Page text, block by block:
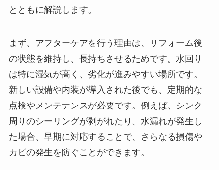
とともに解説します。
まず、アフターケアを行う理由は、リフォーム後
の状態を維持し、長持ちさせるためです。水回り
は特に湿気が高く、劣化が進みやすい場所です。
新しい設備や内装が導入された後でも、定期的な
点検やメンテナンスが必要です。例えば、シンク
周りのシーリングが剥がれたり、水漏れが発生し
た場合、早期に対応することで、さらなる損傷や
カビの発生を防ぐことができます。